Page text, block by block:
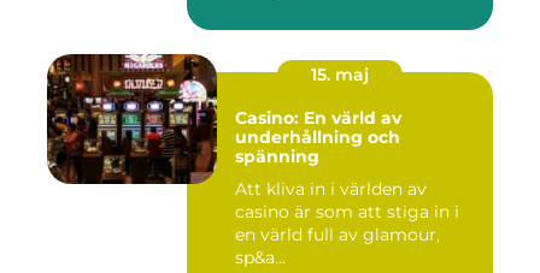
15. maj
Casino: En värld av
underhållning och
spänning
Att kliva in i världen av
casino är som att stiga in i
en värld full av glamour,
sp&a...